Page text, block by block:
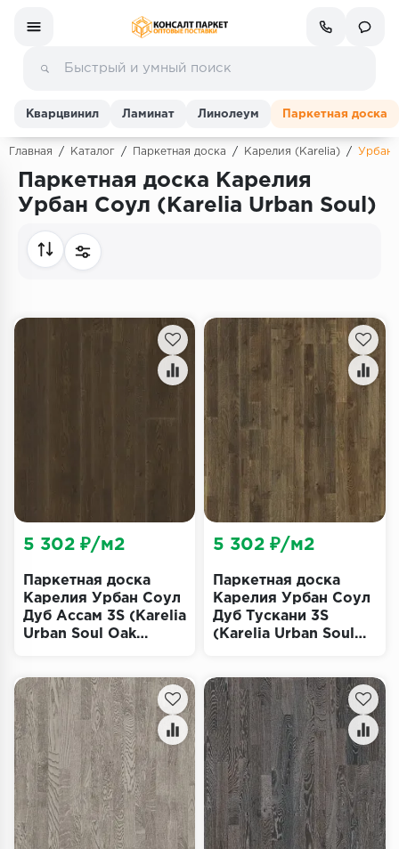
Ламинат
Линолеум
Инженерная доска
Пробковое покрытие
Подложка
Строительные материалы
Кварцвинил Ламинат Линолеум Паркетная доска
Главная / Каталог / Паркетная доска / Карелия (Karelia) / Урбан
Паркетная доска Карелия
Урбан Соул (Karelia Urban Soul)
Паркетная доска
Карелия Урбан Соул
Дуб Ассам 3S (Karelia
Urban Soul Oak
5 302 ₽/м2
Паркетная доска
Карелия Урбан Соул
Дуб Тускани 3S
(Karelia Urban Soul
5 302 ₽/м2